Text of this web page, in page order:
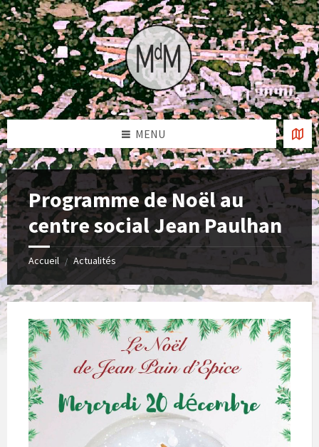
Skip
to
content
Skip
to
left
sidebar
Skip
to
footer
MENU
Programme de Noël au
centre social Jean Paulhan
Accueil / Actualités